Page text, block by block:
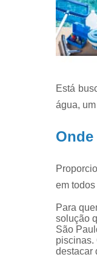
Está
água,
em
Para
solução
São
piscinas.
destacar